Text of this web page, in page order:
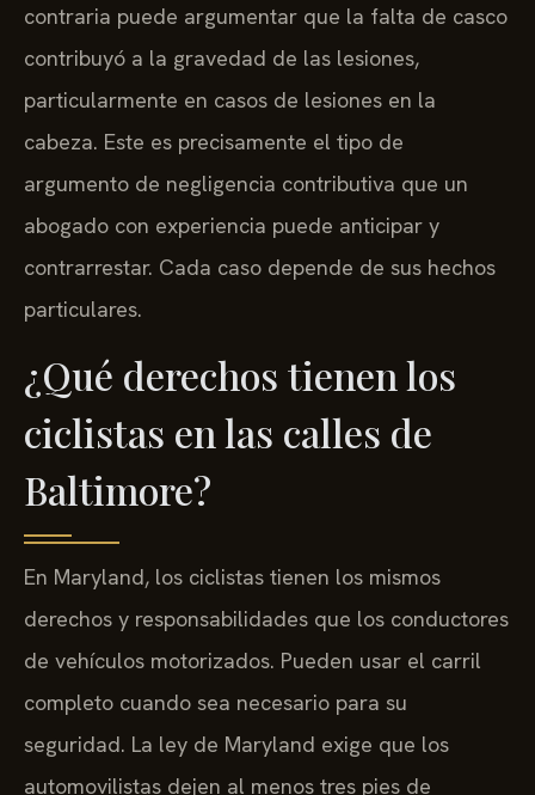
contraria puede argumentar que la falta de casco
contribuyó a la gravedad de las lesiones,
particularmente en casos de lesiones en la
cabeza. Este es precisamente el tipo de
argumento de negligencia contributiva que un
abogado con experiencia puede anticipar y
contrarrestar. Cada caso depende de sus hechos
particulares.
¿Qué derechos tienen los
ciclistas en las calles de
Baltimore?
En Maryland, los ciclistas tienen los mismos
derechos y responsabilidades que los conductores
de vehículos motorizados. Pueden usar el carril
completo cuando sea necesario para su
seguridad. La ley de Maryland exige que los
automovilistas dejen al menos tres pies de